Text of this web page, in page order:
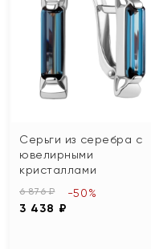
Серьги из серебра с
ювелирными
кристаллами
6 876 ₽
3 438 ₽
-50%